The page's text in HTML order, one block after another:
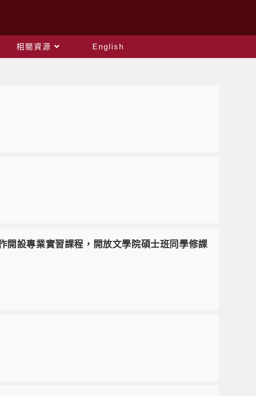
相關資源
English
設專業實習課程，開放文學院碩士班同學修課